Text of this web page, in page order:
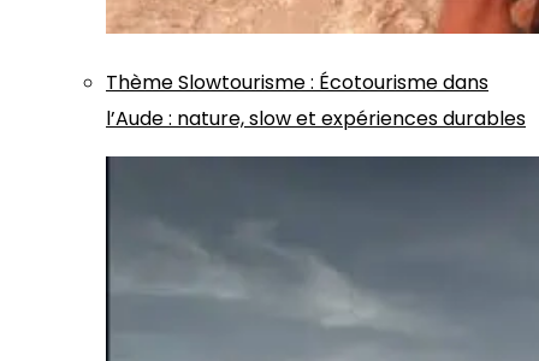
ThèmeSlowtourisme: Écotourisme dans
l’Aude : nature, slow et expériences durables